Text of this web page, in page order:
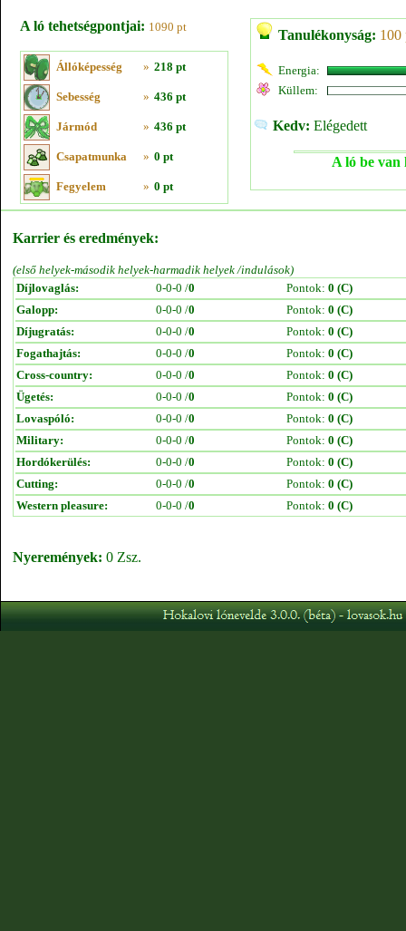
A ló tehetségpontjai: 1090 pt
Állóképesség » 218 pt
Sebesség » 436 pt
Jármód » 436 pt
Csapatmunka » 0 pt
Fegyelem » 0 pt
Tanulékonyság: 100
Energia:
Küllem:
Kedv: Elégedett
A ló be van
Karrier és eredmények:
(első helyek-második helyek-harmadik helyek /indulások)
Díjlovaglás:
0-0-0 /0 Pontok: 0 (C)
Galopp:
0-0-0 /0 Pontok: 0 (C)
Díjugratás:
0-0-0 /0 Pontok: 0 (C)
Fogathajtás:
0-0-0 /0 Pontok: 0 (C)
Cross-country:
0-0-0 /0 Pontok: 0 (C)
Ügetés:
0-0-0 /0 Pontok: 0 (C)
Lovaspóló:
0-0-0 /0 Pontok: 0 (C)
Military:
0-0-0 /0 Pontok: 0 (C)
Hordókerülés:
0-0-0 /0 Pontok: 0 (C)
Cutting:
0-0-0 /0 Pontok: 0 (C)
Western pleasure:
0-0-0 /0 Pontok: 0 (C)
Nyeremények: 0 Zsz.